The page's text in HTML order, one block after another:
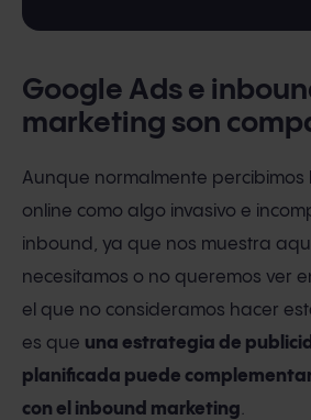
Google Ads e
marketing son
Aunque normalmente percibimos
online como algo invasivo e
inbound, ya que nos muestra
necesitamos o no queremos ver
el que no consideramos hacer
es que una estrategia de
planificada puede
con el inbound marketing.